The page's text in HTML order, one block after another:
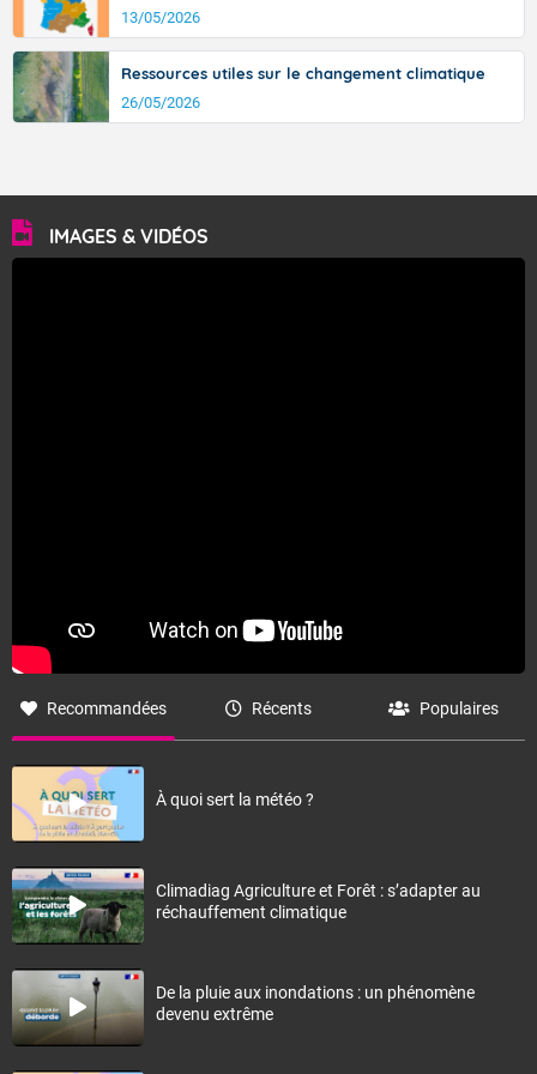
13/05/2026
Ressources utiles sur le changement climatique
26/05/2026
IMAGES & VIDÉOS
Recommandées Récents Populaires
À quoi sert la météo ?
Climadiag Agriculture et Forêt : s’adapter au
réchauffement climatique
De la pluie aux inondations : un phénomène
devenu extrême